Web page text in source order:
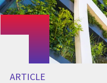
ARTICLE